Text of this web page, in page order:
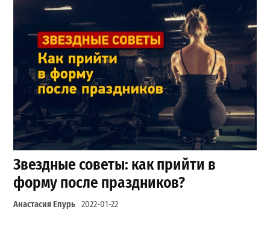
Звездные советы: как прийти в
форму после праздников?
Анастасия Епурь 2022-01-22